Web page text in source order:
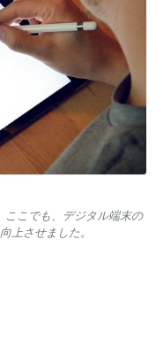
こでも、デジタル端末の
上させました。